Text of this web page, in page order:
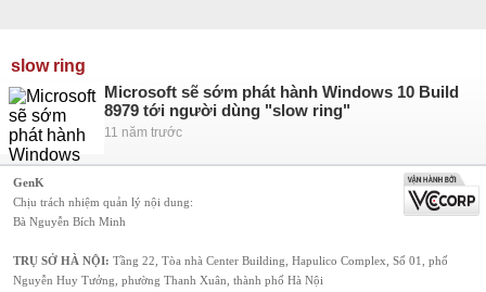
slow ring
Microsoft sẽ sớm phát hành Windows 10 Build
8979 tới người dùng "slow ring"
11 năm trước
GenK
Chịu trách nhiệm quản lý nội dung:
Bà Nguyễn Bích Minh
TRỤ SỞ HÀ NỘI: Tầng 22, Tòa nhà Center Building, Hapulico Complex, Số 01, phố
Nguyễn Huy Tưởng, phường Thanh Xuân, thành phố Hà Nội